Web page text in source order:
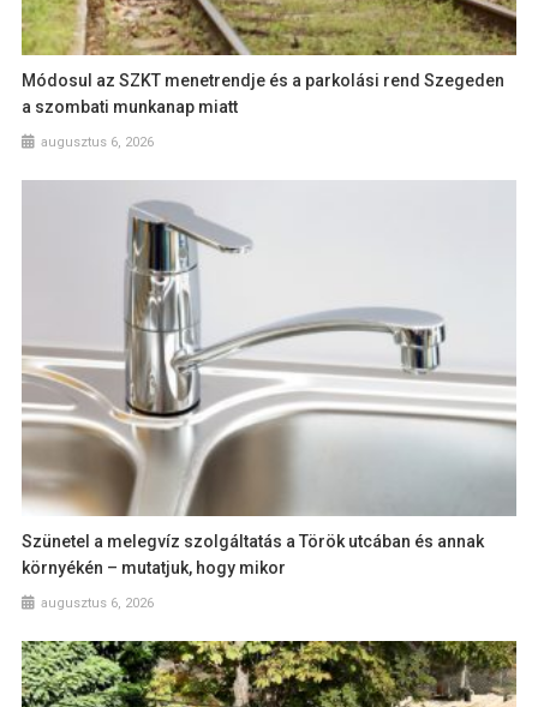
Módosul az SZKT menetrendje és a parkolási rend Szegeden
a szombati munkanap miatt
augusztus 6, 2026
Szünetel a melegvíz szolgáltatás a Török utcában és annak
környékén – mutatjuk, hogy mikor
augusztus 6, 2026